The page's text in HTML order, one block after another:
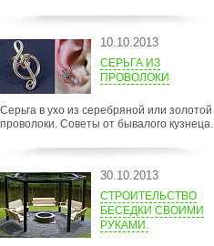
10.10.2013
СЕРЬГА ИЗ
ПРОВОЛОКИ
Серьга в ухо из серебряной или золотой
проволоки. Советы от бывалого кузнеца.
30.10.2013
СТРОИТЕЛЬСТВО
БЕСЕДКИ СВОИМИ
РУКАМИ.